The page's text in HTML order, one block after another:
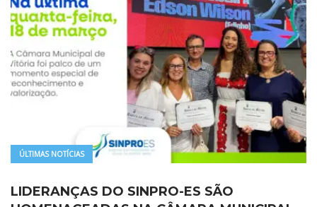
ÚLTIMAS NOTÍCIAS
LIDERANÇAS DO SINPRO-ES SÃO